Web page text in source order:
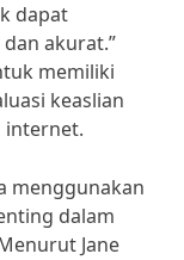
dapat
akurat.”
memiliki
keaslian
internet.
menggunakan
dalam
Jane